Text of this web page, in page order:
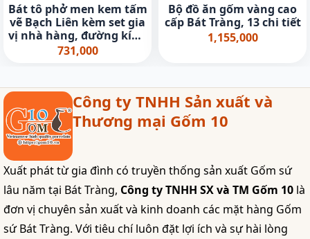
Bát tô phở men kem tấm
vẽ Bạch Liên kèm set gia
vị nhà hàng, đường kính
18cm
731,000
Bộ đồ ăn gốm vàng cao
cấp Bát Tràng, 13 chi tiết
1,155,000
Công ty TNHH Sản xuất và
Thương mại Gốm 10
Xuất phát từ gia đình có truyền thống sản xuất Gốm sứ
lâu năm tại Bát Tràng, Công ty TNHH SX và TM Gốm 10 là
đơn vị chuyên sản xuất và kinh doanh các mặt hàng Gốm
sứ Bát Tràng. Với tiêu chí luôn đặt lợi ích và sự hài lòng